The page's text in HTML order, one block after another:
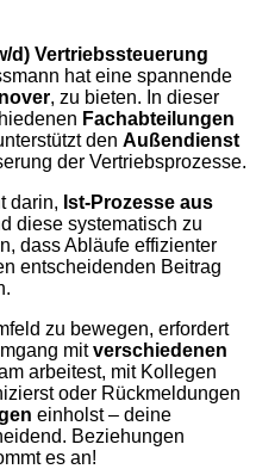
d) Vertriebssteuerung
hat eine spannende
, zu bieten. In dieser
Fachabteilungen
den Außendienst
der Vertriebsprozesse.
darin, Ist-Prozesse aus
diese systematisch zu
dass Abläufe effizienter
entscheidenden Beitrag
zu bewegen, erfordert
mitverschiedenen
arbeitest, mit Kollegen
oder Rückmeldungen
einholst – deine
Beziehungen
es an!